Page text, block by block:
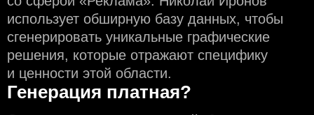
использует обширную базу данных, чтобы
сгенерировать уникальные графические
решения, которые отражают специфику
и ценности этой области.
Генерация платная?